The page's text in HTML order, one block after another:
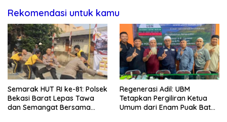
Rekomendasi untuk kamu
Semarak HUT RI ke-81: Polsek
Bekasi Barat Lepas Tawa
dan Semangat Bersama
Regenerasi Adil: UBM
Tetapkan Pergiliran Ketua
Umum dari Enam Puak Batak